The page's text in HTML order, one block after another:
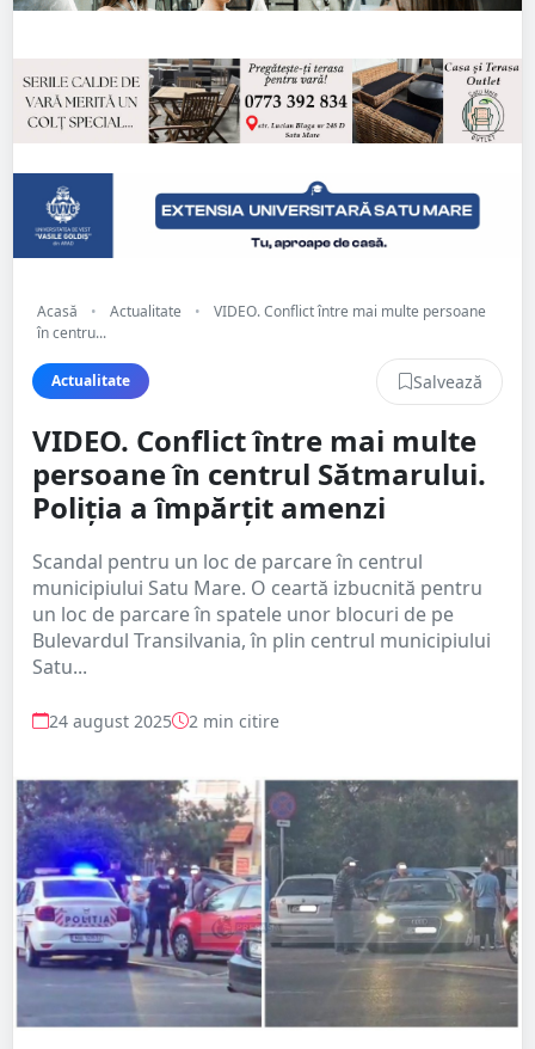
Acasă • Actualitate •
VIDEO. Conflict între mai multe persoane
în centru...
Actualitate Salvează
VIDEO. Conflict între mai multe
persoane în centrul Sătmarului.
Poliția a împărțit amenzi
Scandal pentru un loc de parcare în centrul
municipiului Satu Mare. O ceartă izbucnită pentru
un loc de parcare în spatele unor blocuri de pe
Bulevardul Transilvania, în plin centrul municipiului
Satu...
24 august 2025 2 min citire